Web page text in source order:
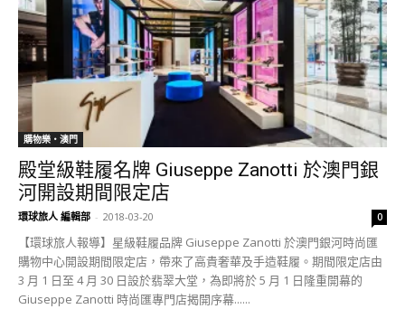
購物樂‧澳門
殿堂級鞋履名牌 Giuseppe Zanotti 於澳門銀
河開設期間限定店
環球旅人 編輯部 - 2018-03-20 0
【環球旅人報導】星級鞋履品牌 Giuseppe Zanotti 於澳門銀河時尚匯
購物中心開設期間限定店，帶來了高貴奢華及手造鞋履。期間限定店由
3 月 1 日至 4 月 30 日設於翡翠大堂，為即將於 5 月 1 日隆重開幕的
Giuseppe Zanotti 時尚匯專門店揭開序幕......